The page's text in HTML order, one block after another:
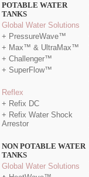
POTABLE WATER
TANKS
Global Water Solutions
+ PressureWave™
+ Max™ & UltraMax™
+ Challenger™
+ SuperFlow™
Reflex
+ Refix DC
+ Refix Water Shock
Arrestor
NON POTABLE WATER
TANKS
Global Water Solutions